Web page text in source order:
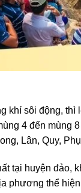
khí sôi động, thì
4 đến mùng
Lân, Quy,
tại huyện đảo,
phương thể